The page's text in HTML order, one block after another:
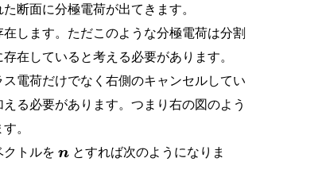
断面に分極電荷が出てきます。
します。ただこのような分極電荷は分割
在していると考える必要があります。
電荷だけでなく右側のキャンセルしてい
る必要があります。つまり右の図のよう
。
クトルを n とすれば次のようになりま